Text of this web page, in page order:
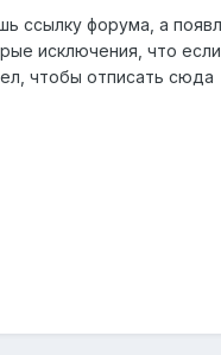
ссылку форума, а
исключения, что
чтобы отписать сюда